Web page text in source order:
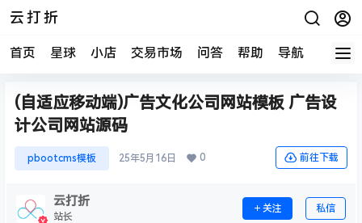
云打折
首页 星球 小店 交易市场 问答 帮助 导航 快报
(自适应移动端)广告文化公司网站模板 广告设
计公司网站源码
pbootcms模板 25年5月16日 0 前往下载
云打折
站长
关注 私信